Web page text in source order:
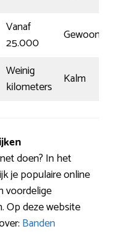
Vanaf
25.000
Gewoon
Weinig
kilometers
Kalm
doen? In het
je populaire online
voordelige
Op deze website
Banden